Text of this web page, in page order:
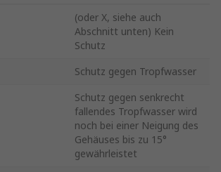
(oder X, siehe auch
Abschnitt unten) Kein
Schutz
Schutz gegen Tropfwasser
Schutz gegen senkrecht
fallendes Tropfwasser wird
noch bei einer Neigung des
Gehäuses bis zu 15°
gewährleistet